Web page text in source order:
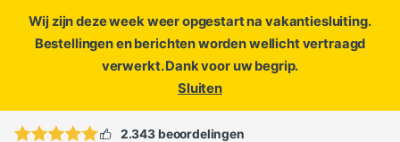
Wij zijn deze week weer opgestart na vakantiesluiting.
Bestellingen en berichten worden wellicht vertraagd
verwerkt. Dank voor uw begrip.
Sluiten
ofopen een ticket
2.343 beoordelingen